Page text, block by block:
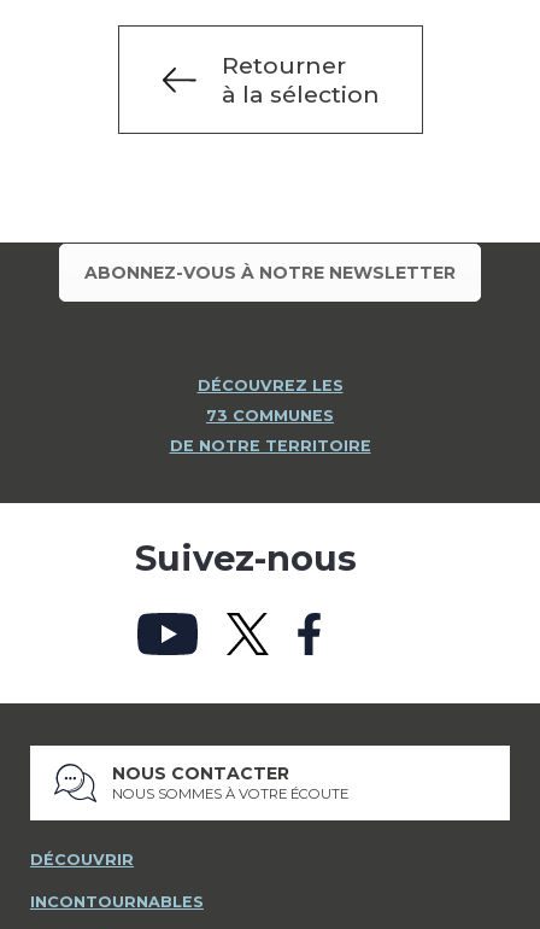
Retourner
à la sélection
ABONNEZ-VOUS À NOTRE NEWSLETTER
DÉCOUVREZ LES
73 COMMUNES
DE NOTRE TERRITOIRE
Suivez-nous
NOUS CONTACTER
NOUS SOMMES À VOTRE ÉCOUTE
DÉCOUVRIR
INCONTOURNABLES